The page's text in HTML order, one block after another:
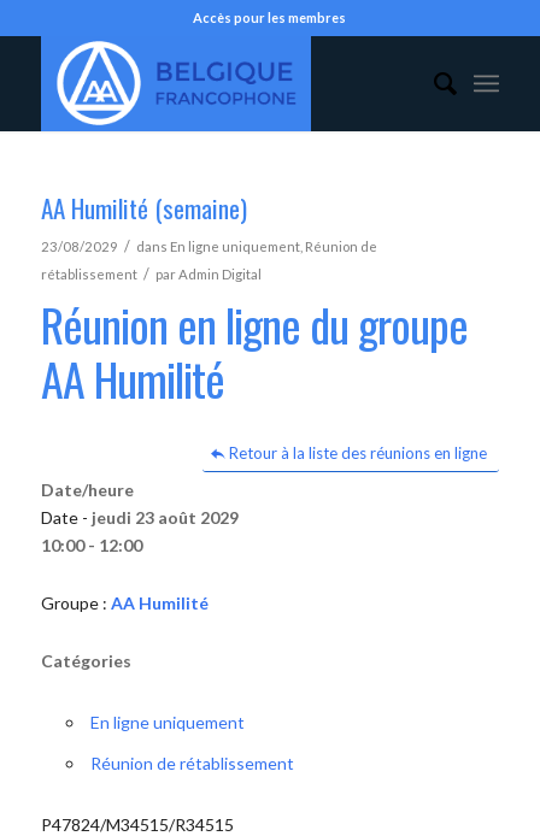
Accès pour les membres
AA Humilité (semaine)
23/08/2029 / dans En ligne uniquement, Réunion de
rétablissement / parAdmin Digital
Réunion en ligne du groupe
AA Humilité
Retour à la liste des réunions en ligne
Date/heure
Date - jeudi 23 août 2029
10:00 - 12:00
Groupe : AA Humilité
Catégories
En ligne uniquement
Réunion de rétablissement
P47824/M34515/R34515